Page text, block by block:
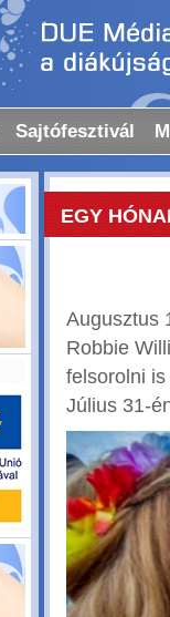
Sajtófesztivál
EGY
Augusztus
Robbie
felsorolni
Július 31-